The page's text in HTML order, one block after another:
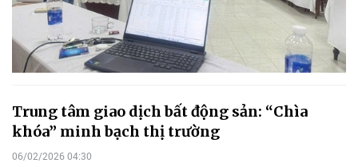
Trung tâm giao dịch bất động sản: “Chìa
khóa” minh bạch thị trường
06/02/2026 04:30